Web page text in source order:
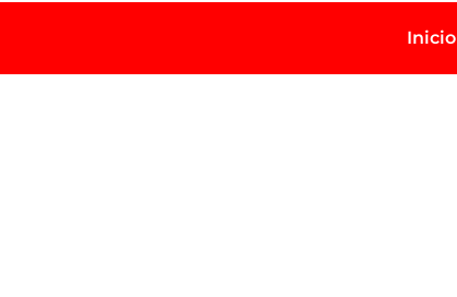
Inicio